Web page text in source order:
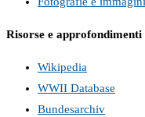
Risorse e approfondimenti
Wikipedia
WWII Database
Bundesarchiv